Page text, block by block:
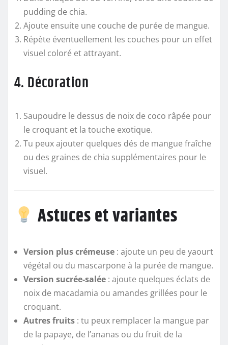
pudding de chia.
Ajoute ensuite une couche de purée de mangue.
Répète éventuellement les couches pour un effet
visuel coloré et attrayant.
4. Décoration
Saupoudre le dessus de noix de coco râpée pour
le croquant et la touche exotique.
Tu peux ajouter quelques dés de mangue fraîche
ou des graines de chia supplémentaires pour le
visuel.
Astuces et variantes
Version plus crémeuse : ajoute un peu de yaourt
végétal ou du mascarpone à la purée de mangue.
Version sucrée-salée : ajoute quelques éclats de
noix de macadamia ou amandes grillées pour le
croquant.
Autres fruits : tu peux remplacer la mangue par
de la papaye, de l’ananas ou du fruit de la